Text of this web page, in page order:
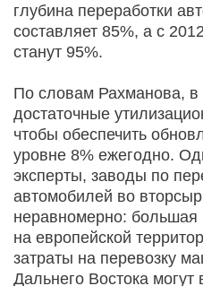
глубина переработки
составляет 85%, а с
станут 95%.
По словам Рахманова, в
достаточные
чтобы обеспечить
уровне 8% ежегодно.
эксперты, заводы по
автомобилей во
неравномерно: большая
на европейской
затраты на перевозку
Дальнего Востока могут